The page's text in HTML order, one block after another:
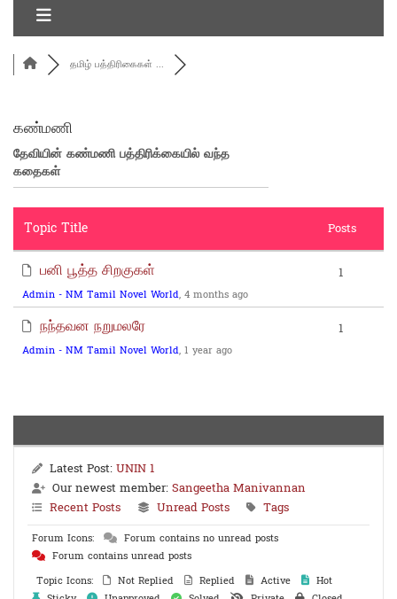
தமிழ் பத்திரிகைகள் ...
கண்மணி
தேவியின் கண்மணி பத்திரிக்கையில் வந்த
கதைகள்
Topic Title Posts
பனி பூத்த சிறகுகள்
Admin - NM Tamil Novel World, 4 months ago
1
நந்தவன நறுமலரே
Admin - NM Tamil Novel World, 1 year ago
1
Latest Post:UNIN 1
Our newest member:Sangeetha Manivannan
Recent Posts
Unread Posts Tags
Forum Icons:
Forum contains no unread posts
Forum contains unread posts
Topic Icons:
Not Replied Replied Active
Hot